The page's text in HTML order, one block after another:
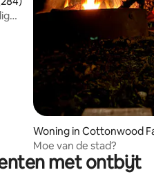
Woning in Cottonwood
Moe van de stad?
met ontbijt